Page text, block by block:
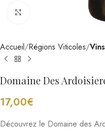
Cliquez pour agrandir
Accueil Régions Viticoles
Domaine Des
17,00€
Découvrez le Domaine des